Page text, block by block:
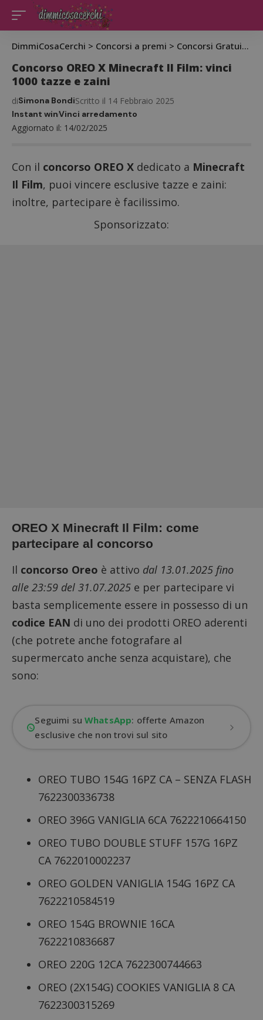
DimmiCosaCerchi > Concorsi a premi > Concorsi Gratuiti >
Concorso OREO X Minecraft Il Film: vinci
1000 tazze e zaini
Aggiornato il: 14/02/2025
diSimona BondiScritto il 14 Febbraio 2025
Instant winVinci arredamento
Con il concorso OREO X dedicato a Minecraft
Il Film, puoi vincere esclusive tazze e zaini:
inoltre, partecipare è facilissimo.
Sponsorizzato:
OREO X Minecraft Il Film: come
partecipare al concorso
Il concorso Oreo è attivo dal 13.01.2025 fino
alle 23:59 del 31.07.2025 e per partecipare vi
basta semplicemente essere in possesso di un
codice EAN di uno dei prodotti OREO aderenti
(che potrete anche fotografare al
supermercato anche senza acquistare), che
sono:
Seguimi suWhatsApp: offerte Amazon
esclusive che non trovi sul sito
OREO TUBO 154G 16PZ CA – SENZA FLASH
7622300336738
OREO 396G VANIGLIA 6CA 7622210664150
OREO TUBO DOUBLE STUFF 157G 16PZ
CA 7622010002237
OREO GOLDEN VANIGLIA 154G 16PZ CA
7622210584519
OREO 154G BROWNIE 16CA
7622210836687
OREO 220G 12CA 7622300744663
OREO (2X154G) COOKIES VANIGLIA 8 CA
7622300315269